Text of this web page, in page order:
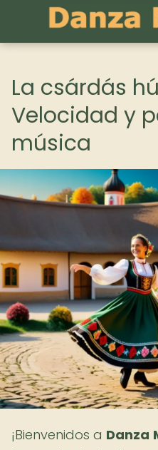
La csárdás
Velocidad y
música
¡Bienvenidos a Danza